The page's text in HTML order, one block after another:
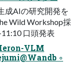
成AIの研究開発を
Wild Workshop採
⼝頭発表
VLM
◦